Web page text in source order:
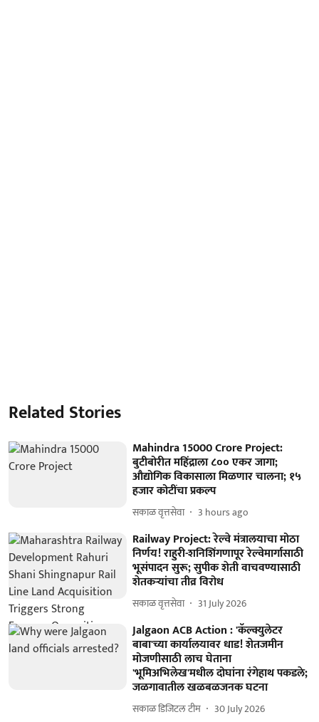
Related Stories
Mahindra 15000 Crore Project:
बुटीबोरीत महिंद्राला ८०० एकर जागा;
औद्योगिक विकासाला मिळणार चालना; १५
हजार कोटींचा प्रकल्प
सकाळ वृत्तसेवा 3 hours ago
Railway Project: रेल्वे मंत्रालयाचा मोठा
निर्णय! राहुरी-शनिशिंगणापूर रेल्वेमार्गासाठी
भूसंपादन सुरू; सुपीक शेती वाचवण्यासाठी
शेतकऱ्यांचा तीव्र विरोध
सकाळ वृत्तसेवा 31 July 2026
Jalgaon ACB Action : 'कॅल्क्युलेटर
बाबा'च्या कार्यालयावर धाड! शेतजमीन
मोजणीसाठी लाच घेताना
'भूमिअभिलेख'मधील दोघांना रंगेहाथ पकडले;
जळगावातील खळबळजनक घटना
सकाळ डिजिटल टीम 30 July 2026